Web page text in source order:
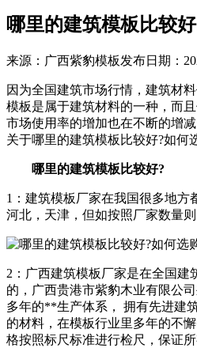
哪里的建筑模板比较
来源：广西紫豹模板发布日期：
因为全国建筑市场行情，建筑材
模板是属于建筑材料的一种，而
市场使用率的增加也在不断的增
关于哪里的建筑模板比较好?如何
哪里的建筑模板比较好?
1：建筑模板厂家在我国很多地方
河北，天津，但如按照厂家数量则
2：广西建筑模板厂家是在全国建
的，广西贵港市紫豹木业有限公
多年的**生产体系， 拥有先进建
的材料，在模板行业里多年的不
格按照标尺标准进行检尺，保证